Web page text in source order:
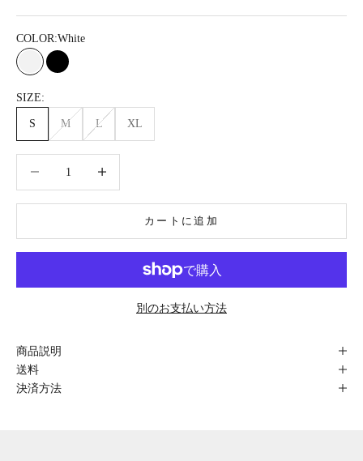
COLOR:White
WhiteBlack
SIZE:
S M L XL
カートに追加
別のお支払い方法
商品説明
送料
決済方法